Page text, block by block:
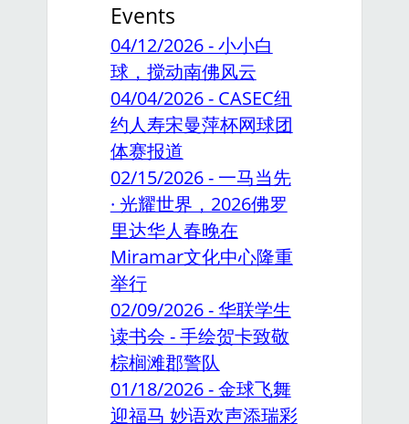
Events
04/12/2026 - 小小白
球，搅动南佛风云
04/04/2026 - CASEC纽
约人寿宋曼萍杯网球团
体赛报道
02/15/2026 - 一马当先
· 光耀世界，2026佛罗
里达华人春晚在
Miramar文化中心隆重
举行
02/09/2026 - 华联学生
读书会 - 手绘贺卡致敬
棕榈滩郡警队
01/18/2026 - 金球飞舞
迎福马 妙语欢声添瑞彩